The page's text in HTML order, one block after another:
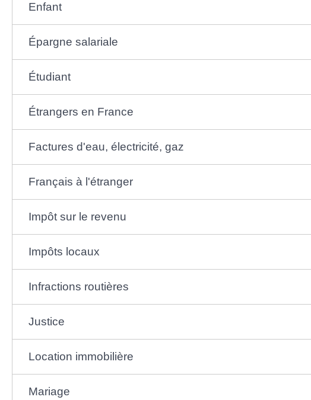
Enfant
Épargne salariale
Étudiant
Étrangers en France
Factures d'eau, électricité, gaz
Français à l'étranger
Impôt sur le revenu
Impôts locaux
Infractions routières
Justice
Location immobilière
Mariage